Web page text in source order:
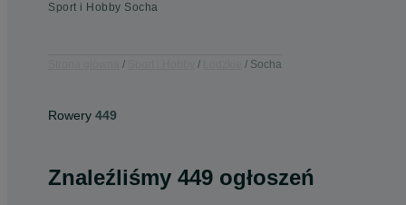
Sport i Hobby Socha
Socha
Rowery 449
Znaleźliśmy 449 ogłoszeń